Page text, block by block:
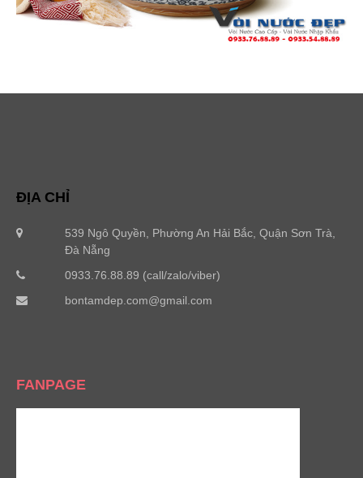
ĐỊA CHỈ
539 Ngô Quyền, Phường An Hải Bắc, Quận Sơn Trà,
Đà Nẵng
0933.76.88.89 (call/zalo/viber)
bontamdep.com@gmail.com
FANPAGE